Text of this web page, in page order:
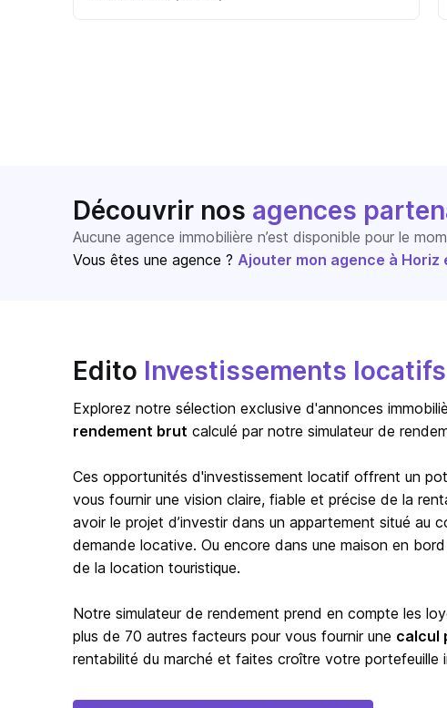
Découvrir nos agences
Aucune agence immobilière n’est disponible pour le
Vous êtes une agence ? Ajouter mon agence à Horiz
Edito Investissements
Explorez notre sélection exclusive d'annonces
rendement brut calculé par notre simulateur de
Ces opportunités d'investissement locatif offrent un
vous fournir une vision claire, fiable et précise de la
avoir le projet d’investir dans un appartement situé
demande locative. Ou encore dans une maison en
de la location touristique.
Notre simulateur de rendement prend en compte les
plus de 70 autres facteurs pour vous fournir une calcul
rentabilité du marché et faites croître votre portefeuille